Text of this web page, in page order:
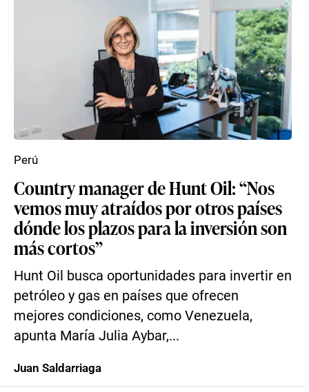
Country manager de Hunt Oil: “Nos
vemos muy atraídos por otros países
dónde los plazos para la inversión son
más cortos”
Hunt Oil busca oportunidades para invertir en
petróleo y gas en países que ofrecen
mejores condiciones, como Venezuela,
apunta María Julia Aybar,...
Perú
Juan Saldarriaga